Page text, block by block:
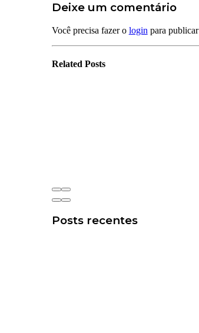
Deixe um comentário
Você precisa fazer o login para
Related Posts
Posts recentes